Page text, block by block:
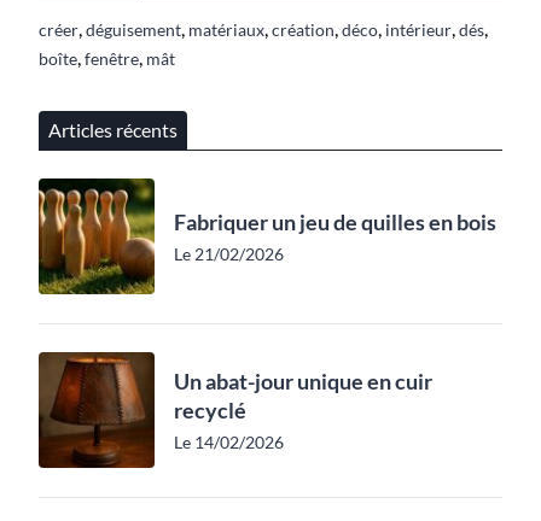
créer déguisement matériaux création déco intérieur dés
boîte fenêtre mât
Articles récents
Fabriquer un jeu de quilles en bois
Le 21/02/2026
Un abat-jour unique en cuir
recyclé
Le 14/02/2026